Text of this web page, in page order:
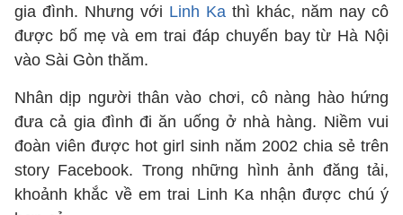
gia đình. Nhưng với Linh Ka thì khác, năm nay cô
được bố mẹ và em trai đáp chuyến bay từ Hà Nội
vào Sài Gòn thăm.
Nhân dịp người thân vào chơi, cô nàng hào hứng
đưa cả gia đình đi ăn uống ở nhà hàng. Niềm vui
đoàn viên được hot girl sinh năm 2002 chia sẻ trên
story Facebook. Trong những hình ảnh đăng tải,
khoảnh khắc về em trai Linh Ka nhận được chú ý